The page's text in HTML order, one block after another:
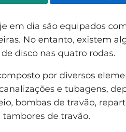
em dia são equipados
No entanto, existem
disco nas quatro rodas.
por diversos
e tubagens,
bombas de travão,
tambores de travão.